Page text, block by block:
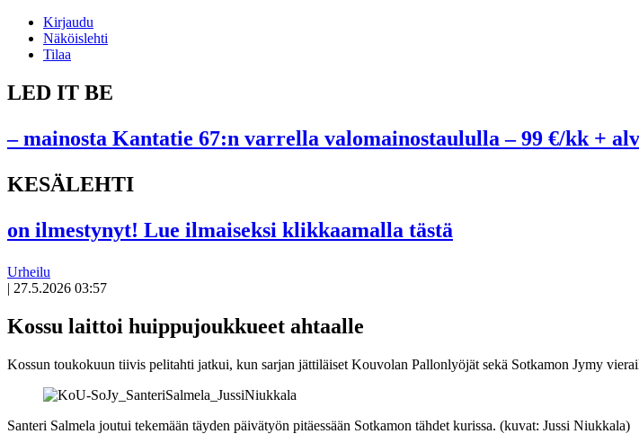
Kirjaudu
Näköislehti
Tilaa
LED IT BE
– mainosta Kantatie 67:n varrella valomainostaululla – 99 €/kk + alv
KESÄLEHTI
on ilmestynyt! Lue ilmaiseksi klikkaamalla tästä
Urheilu
| 27.5.2026 03:57
Kossu laittoi huippujoukkueet ahtaalle
Kossun toukokuun tiivis pelitahti jatkui, kun sarjan jättiläiset Kouvolan Pallonlyöjät sekä Sotkamon Jymy
Santeri Salmela joutui tekemään täyden päivätyön pitäessään Sotkamon tähdet kurissa. (kuvat: Jussi Niukkala)